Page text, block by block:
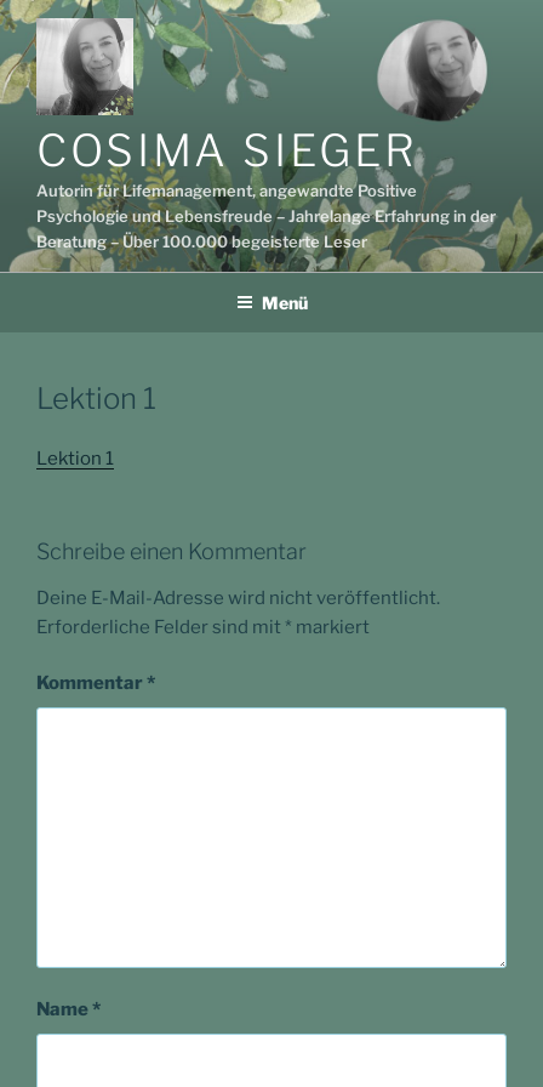
Zum
Inhalt
springen
COSIMA SIEGER
Autorin für Lifemanagement, angewandte Positive
Psychologie und Lebensfreude – Jahrelange Erfahrung in der
Beratung – Über 100.000 begeisterte Leser
Menü
Lektion 1
Lektion 1
Schreibe einen Kommentar
Deine E-Mail-Adresse wird nicht veröffentlicht.
Erforderliche Felder sind mit * markiert
Kommentar *
Name*